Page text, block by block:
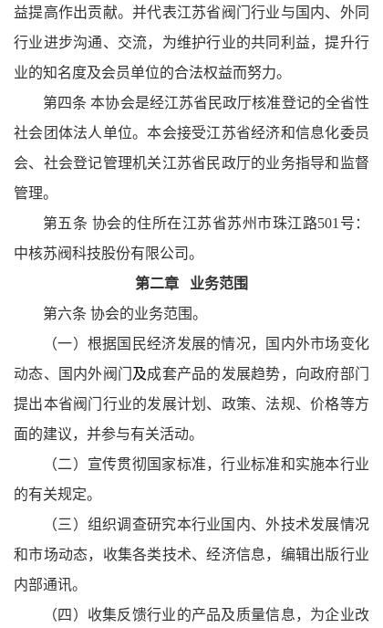
益提高作出贡献。并代表江苏省阀门行业与国内、外同
行业进步沟通、交流，为维护行业的共同利益，提升行
业的知名度及会员单位的合法权益而努力。
第四条 本协会是经江苏省民政厅核准登记的全省性
社会团体法人单位。本会接受江苏省经济和信息化委员
会、社会登记管理机关江苏省民政厅的业务指导和监督
管理。
第五条 协会的住所在江苏省苏州市珠江路501 号：
中核苏阀科技股份有限公司。
第二章
业务范围
第六条 协会的业务范围。
（一）根据国民经济发展的情况，国内外市场变化
动态、国内外阀门 及成套产品的发展趋势，向政府部门
提出本省阀门行业的发展计划、政策、法规、价格等方
面的建议，并参与有关活动。
（二）宣传贯彻国家标准，行业标准和实施本行业
的有关规定。
（三）组织调查研究本行业国内、外技术发展情况
和市场动态，收集各类技术、经济信息，编辑出版行业
内部通讯。
（四）收集反馈行业的产品及质量信息，为企业改